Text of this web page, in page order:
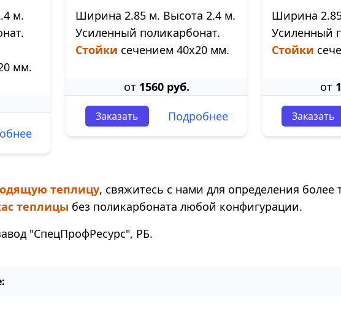
м.
мм.
Ширина 2.85 м. Высота 2.4 м.
Усиленный поликарбонат.
Стойки сечением 40х20 мм.
от 1560 руб.
Заказать Подробнее
Ширина
Усиленный
Стойки
от
Заказать
теплицу, свяжитесь с нами для определения
теплицы без поликарбоната любой конфигурации.
"СпецПрофРесурс", РБ.